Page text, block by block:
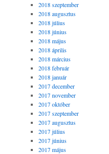
2018 szeptember
2018 augusztus
2018 július
2018 június
2018 május
2018 április
2018 március
2018 február
2018 január
2017 december
2017 november
2017 október
2017 szeptember
2017 augusztus
2017 július
2017 június
2017 május